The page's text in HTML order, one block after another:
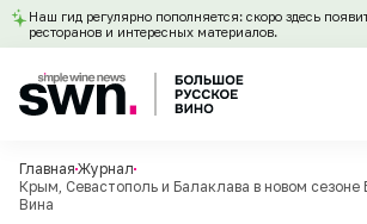
Наш гид регулярно пополняется: скоро здесь
ресторанов и интересных материалов.
Главная Журнал
Крым, Севастополь и Балаклава в новом сезоне
Вина